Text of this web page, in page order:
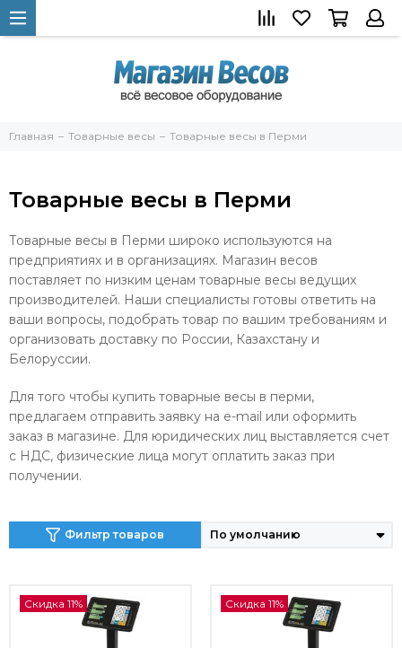
Главная Товарные весы Товарные весы в Перми
Товарные весы в Перми
Товарные весы в Перми широко используются на
предприятиях и в организациях. Магазин весов
поставляет по низким ценам товарные весы ведущих
производителей. Наши специалисты готовы ответить на
ваши вопросы, подобрать товар по вашим требованиям и
организовать доставку по России, Казахстану и
Белоруссии.
Для того чтобы купить товарные весы в перми,
предлагаем отправить заявку на e-mail или оформить
заказ в магазине. Для юридических лиц выставляется счет
с НДС, физические лица могут оплатить заказ при
получении.
Фильтр товаров
Скидка 11% Скидка 11%